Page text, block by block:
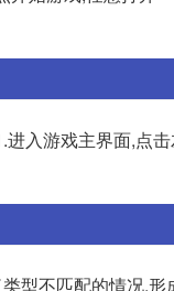
入游戏主界面,点
型不匹配的情况,